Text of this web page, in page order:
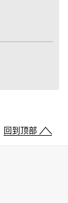
回到顶部